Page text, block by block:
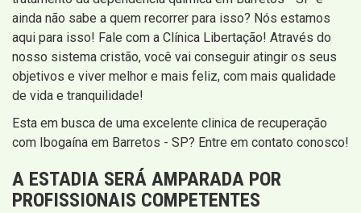
ainda não sabe a quem recorrer para isso? Nós estamos
aqui para isso! Fale com a Clínica Libertação! Através do
nosso sistema cristão, você vai conseguir atingir os seus
objetivos e viver melhor e mais feliz, com mais qualidade
de vida e tranquilidade!
Esta em busca de uma excelente clinica de recuperação
com Ibogaína em Barretos - SP? Entre em contato conosco!
A ESTADIA SERÁ AMPARADA POR
PROFISSIONAIS COMPETENTES